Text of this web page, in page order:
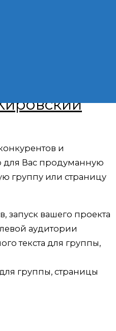
вк, ок,
и
для Вас продуманную
группу или страницу
запуск вашего проекта
аудитории
текста для группы,
группы, страницы